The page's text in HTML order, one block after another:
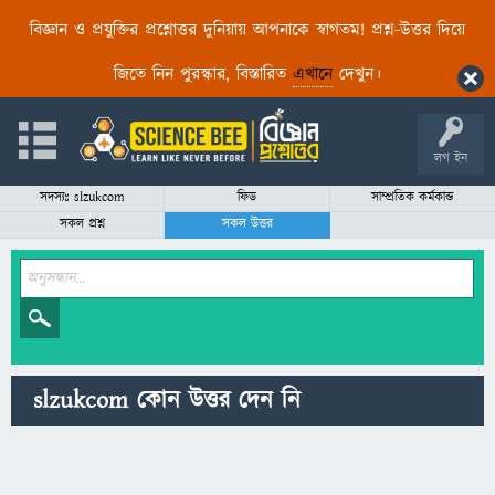
বিজ্ঞান ও প্রযুক্তির প্রশ্নোত্তর দুনিয়ায় আপনাকে স্বাগতম! প্রশ্ন-উত্তর দিয়ে
জিতে নিন পুরস্কার, বিস্তারিত এখানেদেখুন।
লগ ইন
সদস্যঃ slzukcom ফিড
সাম্প্রতিক কর্মকান্ড
সকল প্রশ্ন
সকল উত্তর
slzukcom কোন উত্তর দেন নি